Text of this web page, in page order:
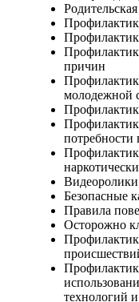
причин
молодежной
потребности
Безопасные
Правила
Осторожно
технологий